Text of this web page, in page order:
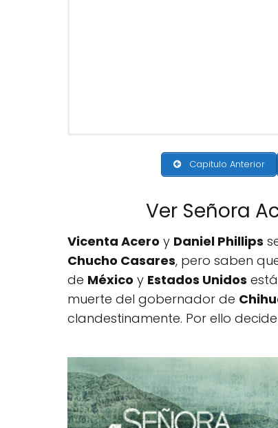
Capitulo Anterior
Ver Señora
Vicenta Acero y Daniel Phillips
Chucho Casares, pero saben
de México y Estados Unidos
muerte del gobernador de
clandestinamente. Por ello